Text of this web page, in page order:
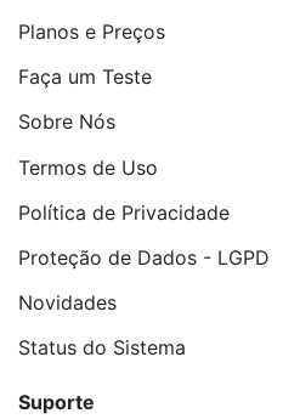
Planos e Preços
Faça um Teste
Sobre Nós
Termos de Uso
Política de Privacidade
Proteção de Dados - LGPD
Novidades
Status do Sistema
Suporte